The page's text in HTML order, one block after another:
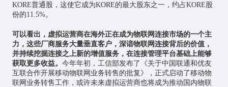
KORE普通股，这使它成为KORE的最大股东之一，约占KORE股
份的11.5%。
可以看出，虚拟运营商在海外正在成为物联网连接市场的一个主
力，这些厂商服务大量垂直客户，深谙物联网连接背后的价值，
并持续挖掘连接之上新的增值服务，在连接管理平台基础上能够
获取更多收益。 今年年初，工信部发布了《关于中国联通和优友
互联合作开展移动物联网 业务转售的批复》，正式启动了移动物
联网业务转售工作，或许未来虚拟运营商也将成为推动国内物联